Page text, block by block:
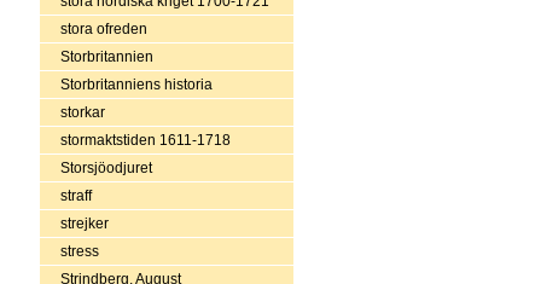
stora ofreden
Storbritannien
Storbritanniens historia
storkar
stormaktstiden 1611-1718
Storsjöodjuret
straff
strejker
stress
Strindberg, August